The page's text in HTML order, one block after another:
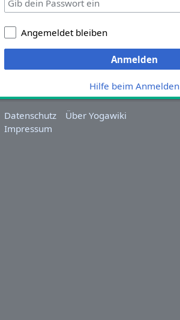
Angemeldet bleiben
Anmelden
Hilfe beim Anmelden
Datenschutz
Über Yogawiki
Impressum